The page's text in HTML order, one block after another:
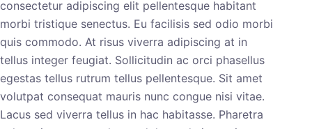
consectetur adipiscing elit pellentesque habitant
morbi tristique senectus. Eu facilisis sed odio morbi
quis commodo. At risus viverra adipiscing at in
tellus integer feugiat. Sollicitudin ac orci phasellus
egestas tellus rutrum tellus pellentesque. Sit amet
volutpat consequat mauris nunc congue nisi vitae.
Lacus sed viverra tellus in hac habitasse. Pharetra